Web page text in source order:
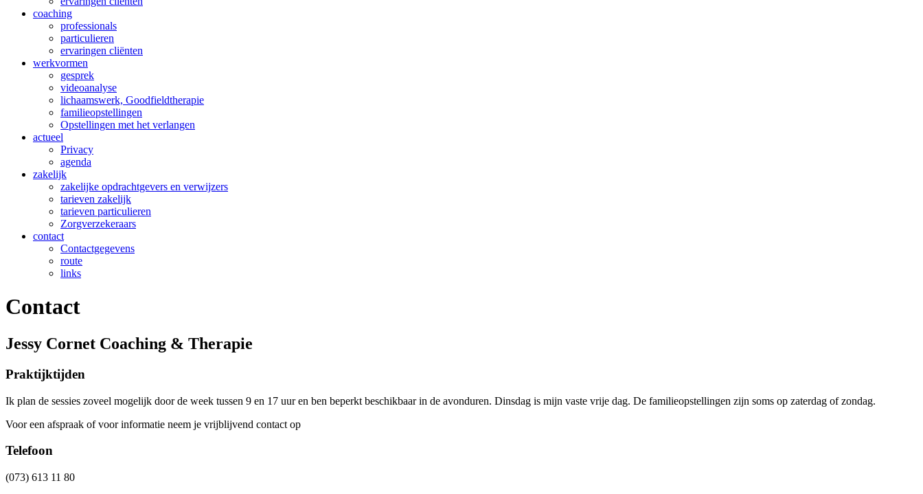
coaching
professionals
particulieren
ervaringen cliënten
werkvormen
gesprek
videoanalyse
lichaamswerk, Goodfieldtherapie
familieopstellingen
Opstellingen met het verlangen
actueel
Privacy
agenda
zakelijk
zakelijke opdrachtgevers en verwijzers
tarieven zakelijk
tarieven particulieren
Zorgverzekeraars
contact
Contactgegevens
route
links
Contact
Jessy Cornet Coaching & Therapie
Praktijktijden
Ik plan de sessies zoveel mogelijk door de week tussen 9 en 17 uur en ben beperkt beschikbaar in de avonduren. Dinsdag is mijn vaste vrije dag. De familieopstellingen zijn soms op zaterdag of zondag.
Voor een afspraak of voor informatie neem je vrijblijvend contact op
Telefoon
(073) 613 11 80